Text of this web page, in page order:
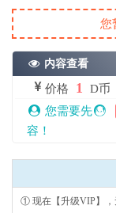
您
内容查看
价格 1
D币
您需要先
容！
① 现在【升级VIP】，